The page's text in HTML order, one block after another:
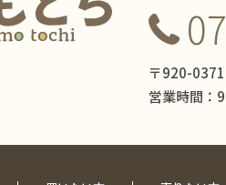
〒920-
営業時間：